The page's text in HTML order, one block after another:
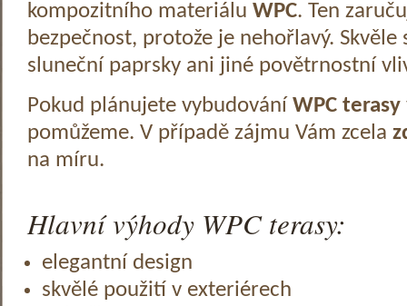
kompozitního materiálu WPC. Ten
bezpečnost, protože je nehořlavý.
sluneční paprsky ani jiné povětrnostní
Pokud plánujete vybudování WPC terasy
pomůžeme. V případě zájmu Vám zcela
na míru.
Hlavní výhody WPC terasy:
elegantní design
skvělé použití v exteriérech